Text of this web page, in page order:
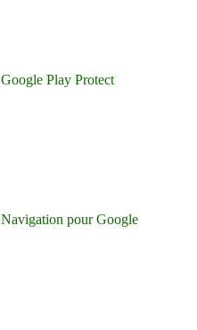
Google Play Protect
Navigation pour Google